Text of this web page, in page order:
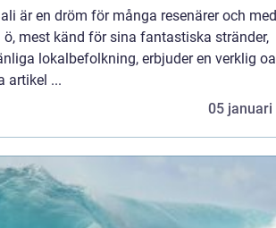
är en dröm för många resenärer och med
mest känd för sina fantastiska stränder,
lokalbefolkning, erbjuder en verklig
artikel ...
05 januari